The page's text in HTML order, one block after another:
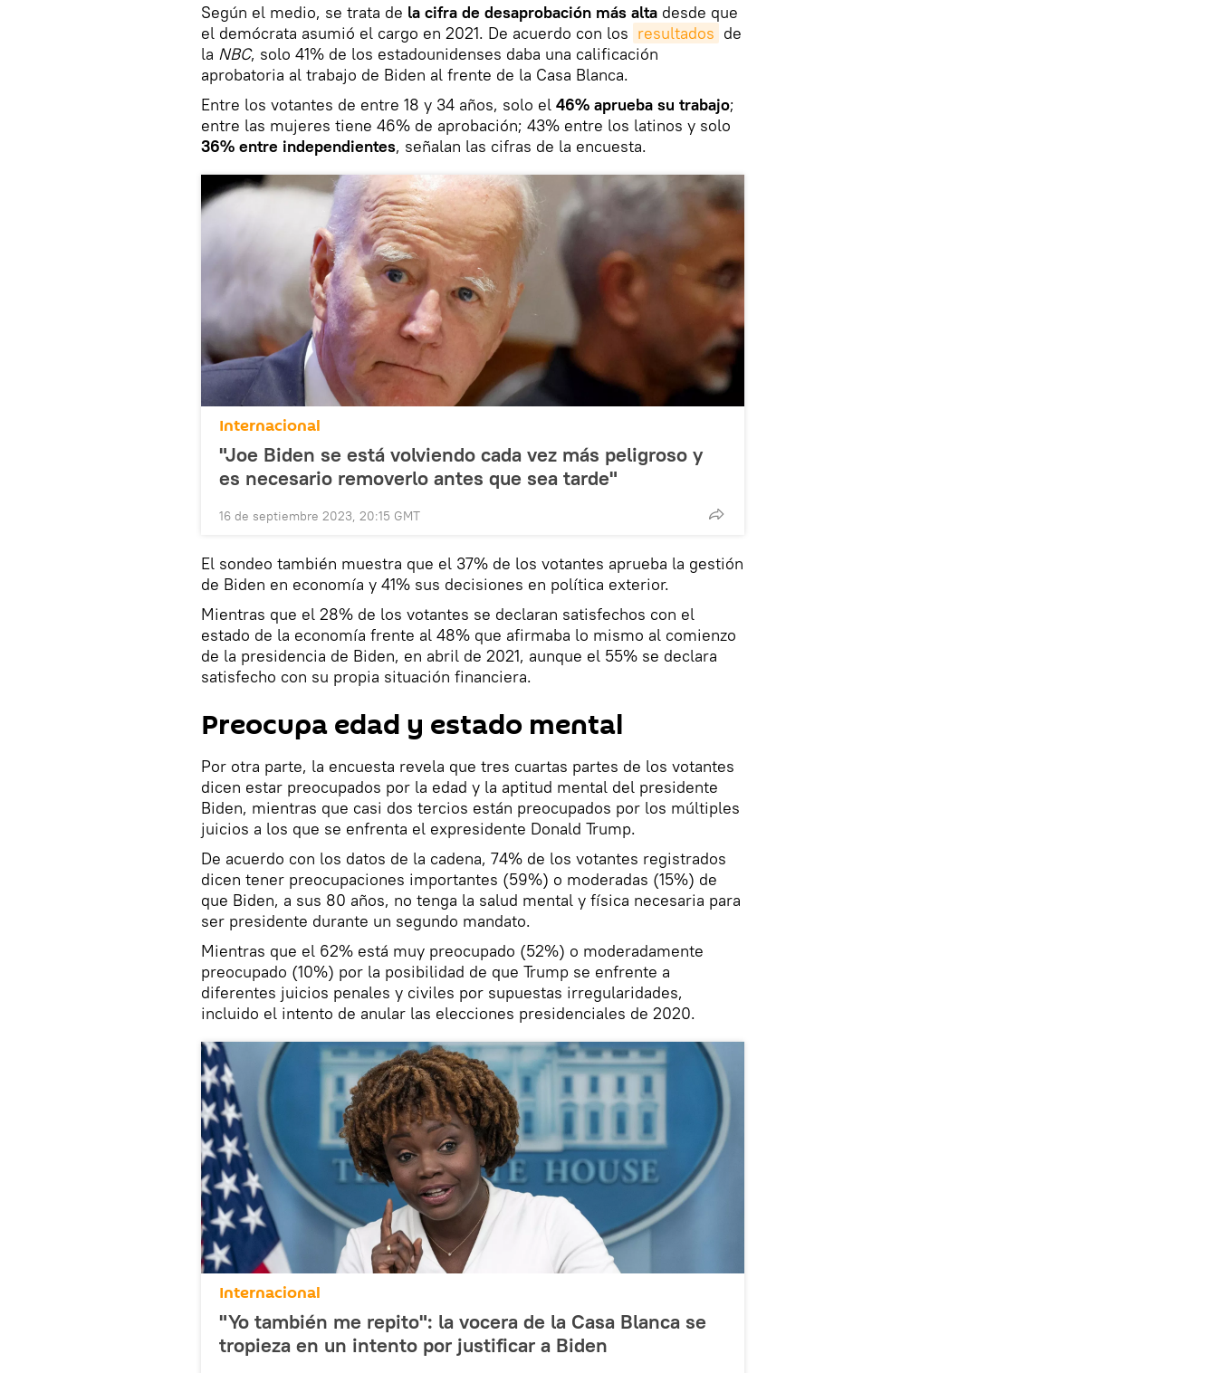
Según el medio, se trata de la cifra de desaprobación más alta desde que
el demócrata asumió el cargo en 2021. De acuerdo con los resultados de
la NBC, solo 41% de los estadounidenses daba una calificación
aprobatoria al trabajo de Biden al frente de la Casa Blanca.
Entre los votantes de entre 18 y 34 años, solo el 46% aprueba su trabajo;
entre las mujeres tiene 46% de aprobación; 43% entre los latinos y solo
36% entre independientes, señalan las cifras de la encuesta.
Internacional
"Joe Biden se está volviendo cada vez más peligroso y
es necesario removerlo antes que sea tarde"
16 de septiembre 2023, 20:15 GMT
El sondeo también muestra que el 37% de los votantes aprueba la gestión
de Biden en economía y 41% sus decisiones en política exterior.
Mientras que el 28% de los votantes se declaran satisfechos con el
estado de la economía frente al 48% que afirmaba lo mismo al comienzo
de la presidencia de Biden, en abril de 2021, aunque el 55% se declara
satisfecho con su propia situación financiera.
Preocupa edad y estado mental
Por otra parte, la encuesta revela que tres cuartas partes de los votantes
dicen estar preocupados por la edad y la aptitud mental del presidente
Biden, mientras que casi dos tercios están preocupados por los múltiples
juicios a los que se enfrenta el expresidente Donald Trump.
De acuerdo con los datos de la cadena, 74% de los votantes registrados
dicen tener preocupaciones importantes (59%) o moderadas (15%) de
que Biden, a sus 80 años, no tenga la salud mental y física necesaria para
ser presidente durante un segundo mandato.
Mientras que el 62% está muy preocupado (52%) o moderadamente
preocupado (10%) por la posibilidad de que Trump se enfrente a
diferentes juicios penales y civiles por supuestas irregularidades,
incluido el intento de anular las elecciones presidenciales de 2020.
Internacional
"Yo también me repito": la vocera de la Casa Blanca se
tropieza en un intento por justificar a Biden